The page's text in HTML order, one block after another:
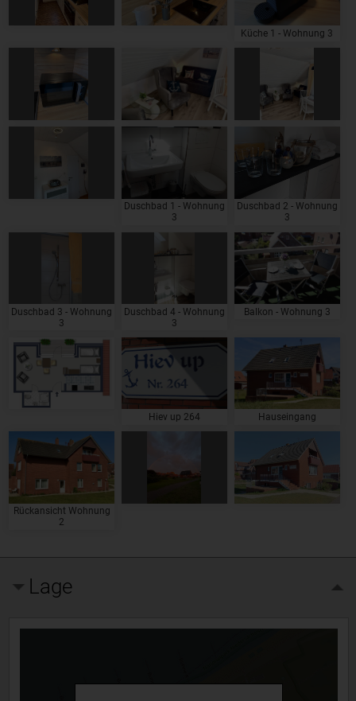
Küche 1 - Wohnung 3
Duschbad 1 - Wohnung
3
Duschbad 2 - Wohnung
3
Duschbad 3 - Wohnung
3
Duschbad 4 - Wohnung
3
Balkon - Wohnung 3
Hiev up 264 Hauseingang
Rückansicht Wohnung
2
Lage